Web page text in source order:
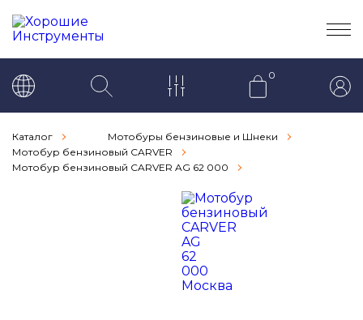
0
Каталог
Мотобуры бензиновые и Шнеки
Мотобур бензиновый CARVER
Мотобур бензиновый CARVER AG 62 000